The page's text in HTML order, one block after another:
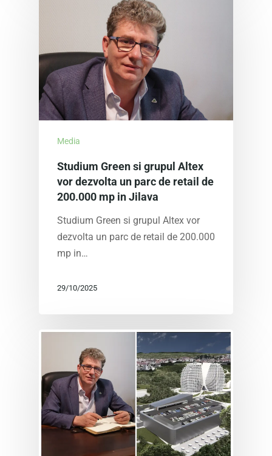
Media
Studium Green si grupul Altex
vor dezvolta un parc de retail de
200.000 mp in Jilava
Studium Green si grupul Altex vor
dezvolta un parc de retail de 200.000
mp in…
29/10/2025
DESPRE NOI
CINE SUNTEM NOI?
NOI IN MEDIA
PROIECTE IN
WINGS
APARTAMENTE
PROGRES
WEST SIDE PARK
APARTAMENTE
SEASONS
APARTAMENTE
ALTE PROIECTE
PROGRAMEAZĂ
ÎNTÂLNIRE
Română
Română